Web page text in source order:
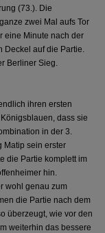
(73.). Die
zwei Mal aufs Tor
eine Minute nach der
Deckel auf die Partie.
Berliner Sieg.
ihren ersten
dass sie
in der 3.
Matip sein erster
die Partie komplett im
hin.
wohl genau zum
die Partie nach dem
überzeugt, wie vor den
weiterhin das bessere